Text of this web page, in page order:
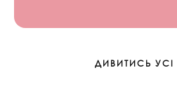
ДИВИТИСЬ УСІ